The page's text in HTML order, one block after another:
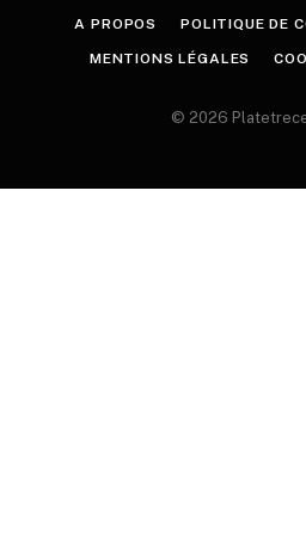
A PROPOS POLITIQUE DE
MENTIONS LÉGALES
© 2026